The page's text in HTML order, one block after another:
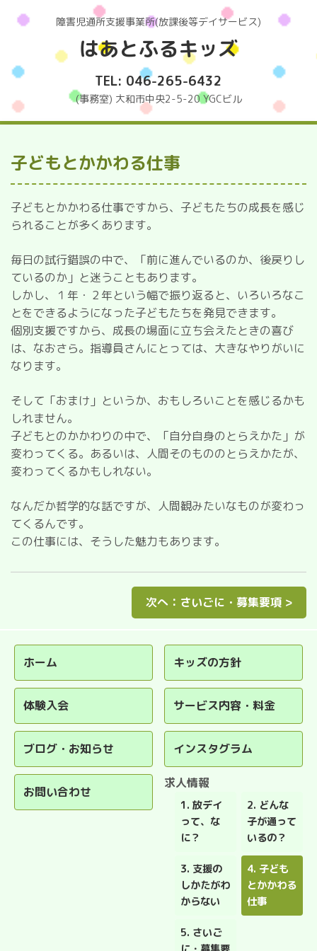
障害児通所支援事業所(放課後等デイサービス)
はあとふるキッズ
TEL: 046-265-6432
(事務室) 大和市中央2-5-20 YGCビル
ホーム キッズの方針
体験入会 サービス内容・料金
ブログ・お知らせ インスタグラム
お問い合わせ
求人情報
1. 放デイ
って、な
に？
2. どんな
子が通って
いるの？
3. 支援の
しかたがわ
からない
4. 子ども
とかかわる
仕事
5. さいご
子どもとかかわる仕事
子どもとかかわる仕事ですから、子どもたちの成長を感じ
られることが多くあります。
毎日の試行錯誤の中で、「前に進んでいるのか、後戻りし
ているのか」と迷うこともあります。
しかし、１年・２年という幅で振り返ると、いろいろなこ
とをできるようになった子どもたちを発見できます。
個別支援ですから、成長の場面に立ち会えたときの喜び
は、なおさら。指導員さんにとっては、大きなやりがいに
なります。
そして「おまけ」というか、おもしろいことを感じるかも
しれません。
子どもとのかかわりの中で、「自分自身のとらえかた」が
変わってくる。あるいは、人間そのもののとらえかたが、
変わってくるかもしれない。
なんだか哲学的な話ですが、人間観みたいなものが変わっ
てくるんです。
この仕事には、そうした魅力もあります。
次へ：さいごに・募集要項 >